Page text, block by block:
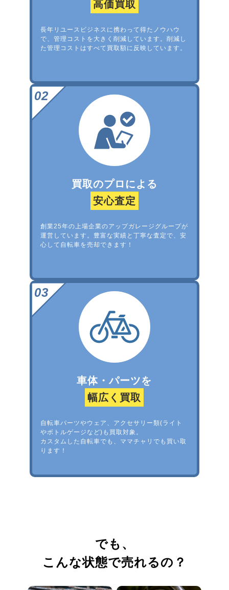
高価買取
長年リユースビジネスに携わって得たノウハウ
で、管理コストを大きく削減しています。削減し
た管理コストはすべて買取額に反映しています。
買取のプロによる
安心査定
創業25年の上場企業のアップガレージグループが
運営しています。豊富な実績と丁寧な査定で、安
心して自転車を売却できます！
車体・パーツを
幅広く買取
自転車パーツやウェア、アクセサリー類(ライト
やボトルゲージなど)も買取対象。
カスタムした自転車でも、ママチャリでも買い取
ります！
でも、
こんな状態で売れるの？